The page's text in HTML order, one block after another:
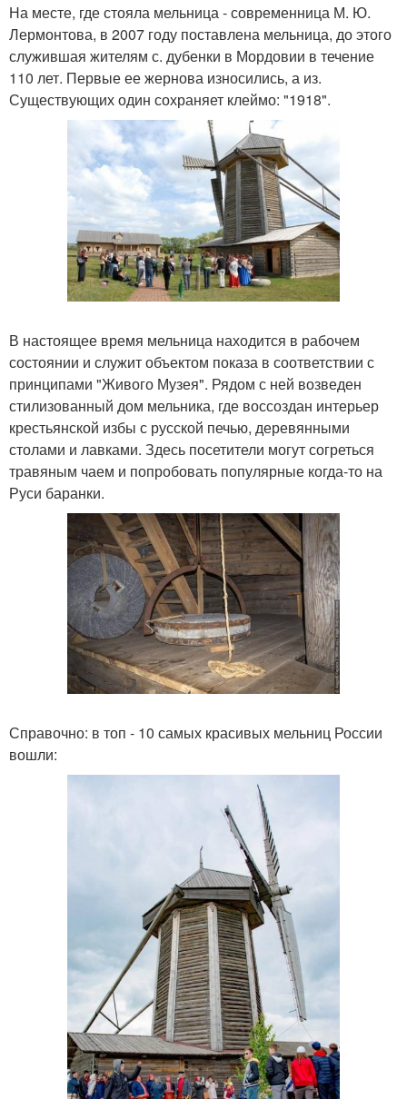
На месте, где стояла мельница - современница М. Ю.
Лермонтова, в 2007 году поставлена мельница, до этого
служившая жителям с. дубенки в Мордовии в течение
110 лет. Первые ее жернова износились, а из.
Существующих один сохраняет клеймо: "1918".
В настоящее время мельница находится в рабочем
состоянии и служит объектом показа в соответствии с
принципами "Живого Музея". Рядом с ней возведен
стилизованный дом мельника, где воссоздан интерьер
крестьянской избы с русской печью, деревянными
столами и лавками. Здесь посетители могут согреться
травяным чаем и попробовать популярные когда-то на
Руси баранки.
Справочно: в топ - 10 самых красивых мельниц России
вошли: